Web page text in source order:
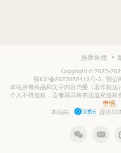
推荐返佣
Copyright © 2023-
鄂ICP备2023022413号-3 · 鄂公
本站所有商品和文字内容均受《著作权法
个人不得侵权，违者我司将依法追究侵权
申明
本站由
提供